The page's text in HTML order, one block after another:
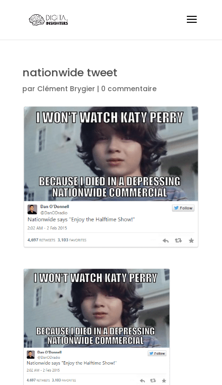
nationwide tweet
par Clément Brygier | 0 commentaire